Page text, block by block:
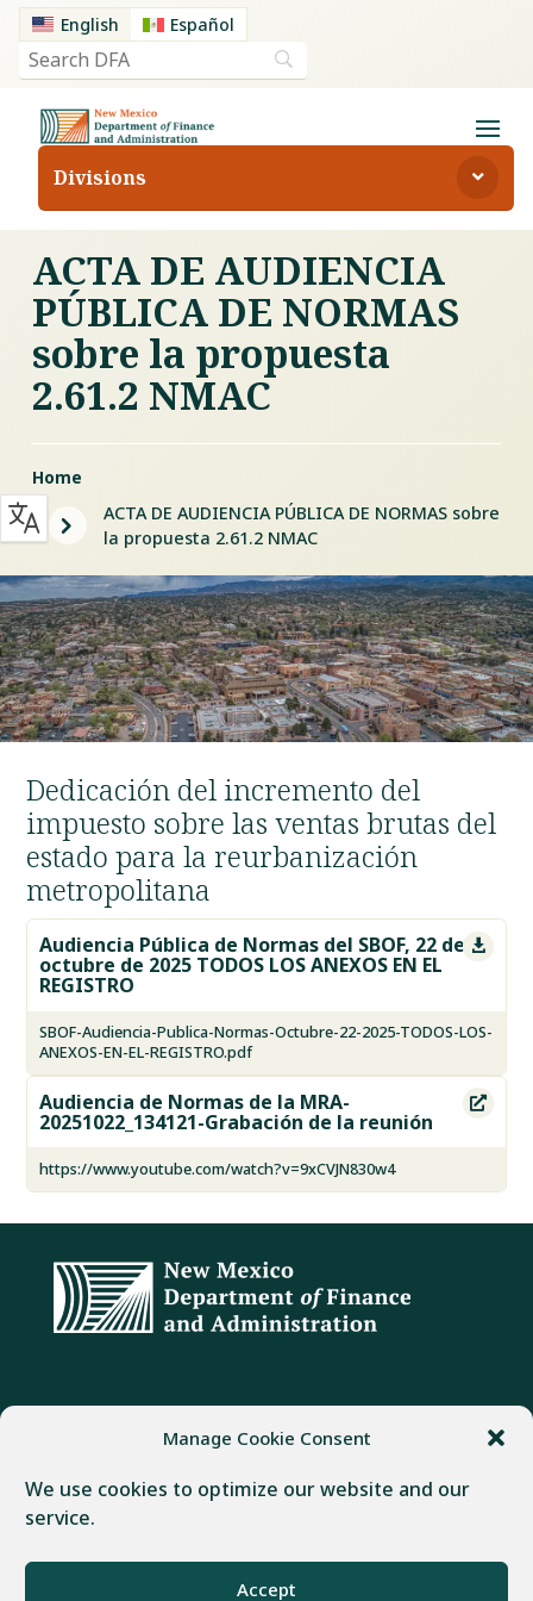
Manage Cookie Consent
We use cookies to optimize our website and our
service.
Accept
English Español
Divisions
ACTA DE AUDIENCIA
PÚBLICA DE NORMAS
sobre la propuesta
2.61.2 NMAC
Home
5
ACTA DE AUDIENCIA PÚBLICA DE NORMAS sobre
la propuesta 2.61.2 NMAC
Dedicación del incremento del
impuesto sobre las ventas brutas del
estado para la reurbanización
metropolitana

Audiencia Pública de Normas del SBOF, 22 de
octubre de 2025 TODOS LOS ANEXOS EN EL
REGISTRO
SBOF-Audiencia-Publica-Normas-Octubre-22-2025-TODOS-LOS-
ANEXOS-EN-EL-REGISTRO.pdf

Audiencia de Normas de la MRA-
20251022_134121-Grabación de la reunión
https://www.youtube.com/watch?v=9xCVJN830w4
Santa Fe, NM 87501
Real Time Solutions